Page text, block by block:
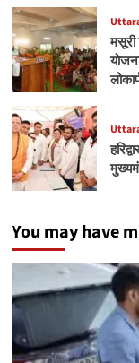
मसूरी
You may have